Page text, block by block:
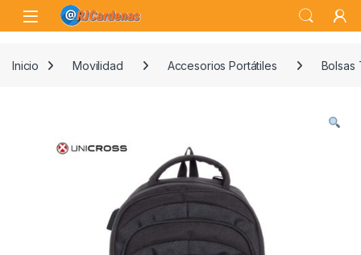
Skip to navigation
Skip to content
Open
Inicio Movilidad Accesorios Portátiles Bolsas